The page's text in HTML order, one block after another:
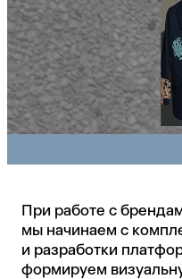
При работе с
мы начинаем с
и разработки
формируем